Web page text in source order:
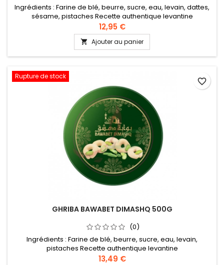
Ingrédients : Farine de blé, beurre, sucre, eau, levain, dattes,
sésame, pistaches Recette authentique levantine
12,95 €
 Ajouter au panier
Rupture de stock
GHRIBA BAWABET DIMASHQ 500G
(0)
Ingrédients : Farine de blé, beurre, sucre, eau, levain,
pistaches Recette authentique levantine
13,49 €
favorite_border